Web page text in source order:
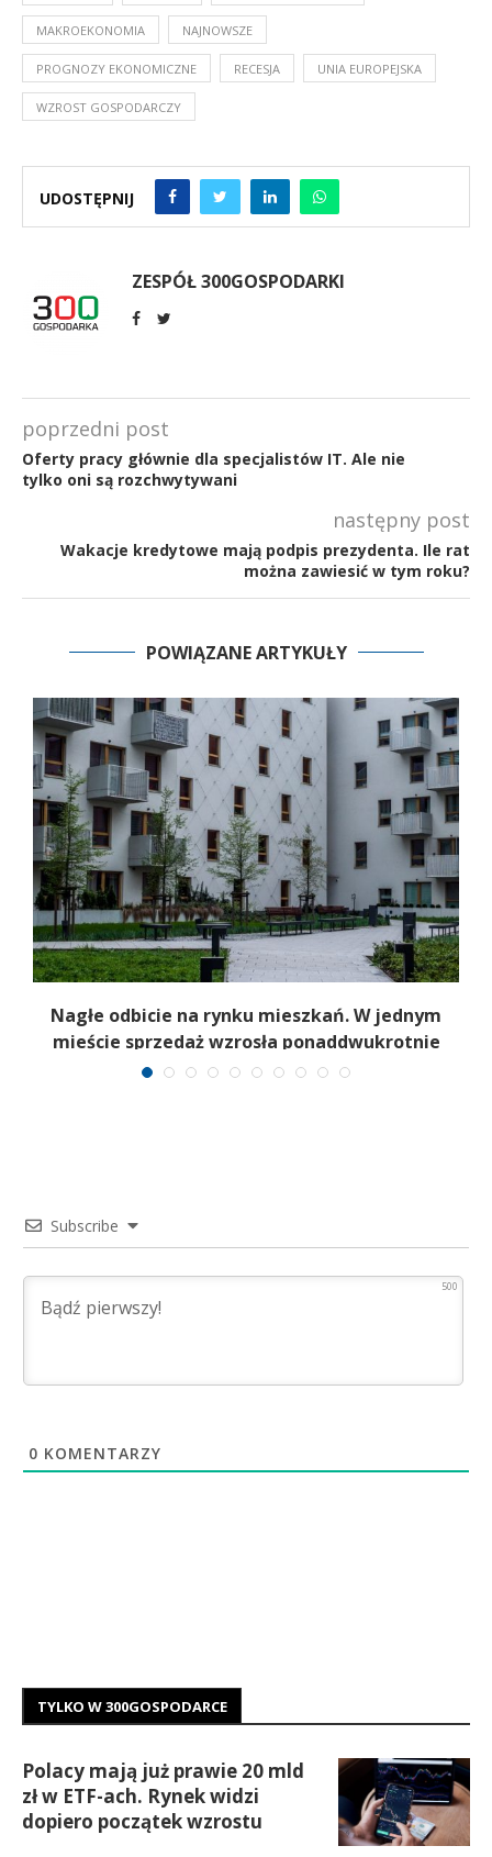
MAKROEKONOMIA NAJNOWSZE
PROGNOZY EKONOMICZNE RECESJA UNIA EUROPEJSKA
WZROST GOSPODARCZY
UDOSTĘPNIJ
ZESPÓŁ 300GOSPODARKI
poprzedni post
Oferty pracy głównie dla specjalistów IT. Ale nie
tylko oni są rozchwytywani
następny post
Wakacje kredytowe mają podpis prezydenta. Ile rat
można zawiesić w tym roku?
POWIĄZANE ARTYKUŁY
Nagłe odbicie na rynku mieszkań. W jednym
mieście sprzedaż wzrosła ponaddwukrotnie
Subscribe
500
0 KOMENTARZY
TYLKO W 300GOSPODARCE
Polacy mają już prawie 20 mld
zł w ETF-ach. Rynek widzi
dopiero początek wzrostu